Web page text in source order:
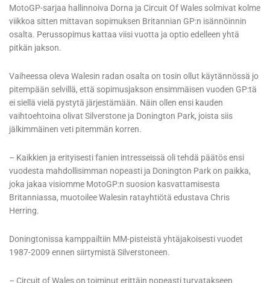
MotoGP-sarjaa hallinnoiva Dorna ja Circuit Of Wales solmivat kolme
viikkoa sitten mittavan sopimuksen Britannian GP:n isännöinnin
osalta. Perussopimus kattaa viisi vuotta ja optio edelleen yhtä
pitkän jakson.
Vaiheessa oleva Walesin radan osalta on tosin ollut käytännössä jo
pitempään selvillä, että sopimusjakson ensimmäisen vuoden GP:tä
ei siellä vielä pystytä järjestämään. Näin ollen ensi kauden
vaihtoehtoina olivat Silverstone ja Donington Park, joista siis
jälkimmäinen veti pitemmän korren.
– Kaikkien ja erityisesti fanien intresseissä oli tehdä päätös ensi
vuodesta mahdollisimman nopeasti ja Donington Park on paikka,
joka jakaa visiomme MotoGP:n suosion kasvattamisesta
Britanniassa, muotoilee Walesin ratayhtiötä edustava Chris
Herring.
Doningtonissa kamppailtiin MM-pisteistä yhtäjakoisesti vuodet
1987-2009 ennen siirtymistä Silverstoneen.
– Circuit of Wales on toiminut erittäin nopeasti turvatakseen